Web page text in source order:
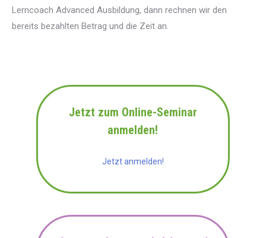
Lerncoach Advanced Ausbildung, dann rechnen wir den
bereits bezahlten Betrag und die Zeit an.
Jetzt zum Online-Seminar
anmelden!
Jetzt anmelden!